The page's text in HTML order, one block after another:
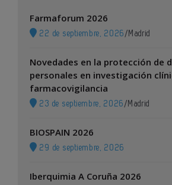
Farmaforum 2026
22 de septiembre, 2026 / Madrid
Novedades en la protección de
personales en investigación
farmacovigilancia
23 de septiembre, 2026 / Madrid
BIOSPAIN 2026
29 de septiembre, 2026
Iberquimia A Coruña 2026